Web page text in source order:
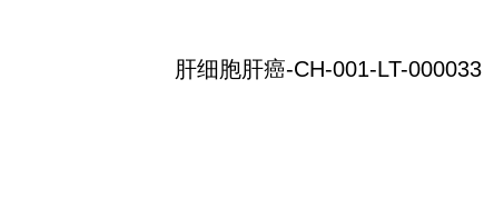
肝细胞肝癌-CH-001-LT-000033